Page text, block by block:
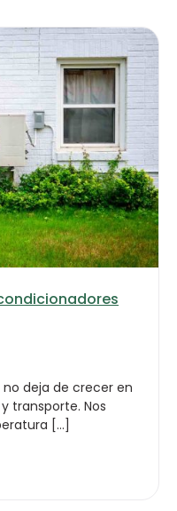
deja de crecer en
transporte. Nos
[…]